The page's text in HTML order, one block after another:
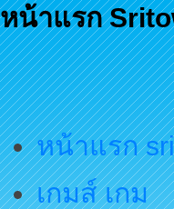
หน้าแรก
หน้าแรก
เกมส์ เกม